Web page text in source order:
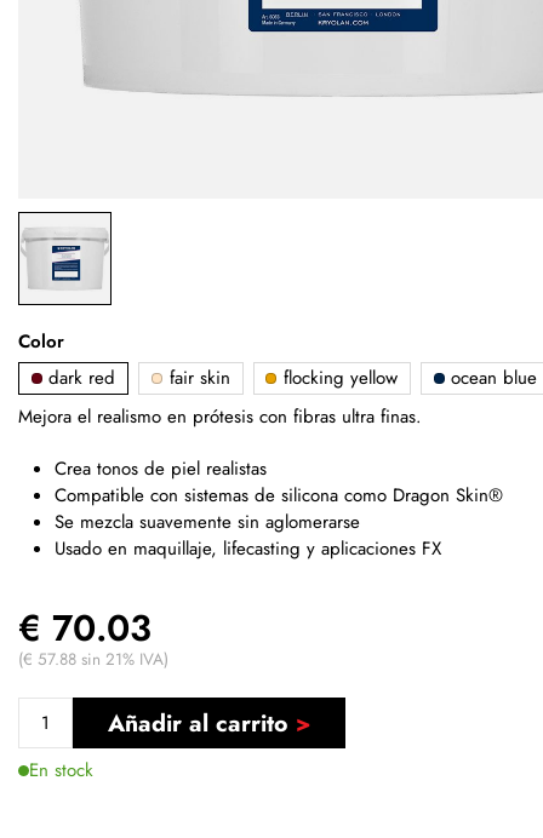
Color
dark red
fair skin flocking yellow
ocean blue
Mejora el realismo en prótesis con fibras ultra finas.
Crea tonos de piel realistas
Compatible con sistemas de silicona como Dragon Skin®
Se mezcla suavemente sin aglomerarse
Usado en maquillaje, lifecasting y aplicaciones FX
€ 70.03
(€ 57.88 sin 21% IVA)
Añadir al carrito
En stock